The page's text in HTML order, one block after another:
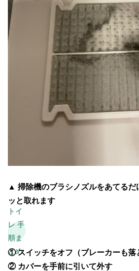
▲ 掃除機のブラシノズルをあてるだ
ッと取れます
トイ
レ 手
順ま
とめ
① スイッチをオフ（ブレーカーも落
② カバーを手前に引いて外す